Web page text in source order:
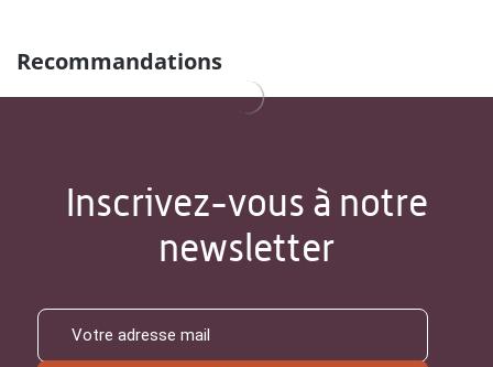
Recommandations
Inscrivez-vous à notre
newsletter